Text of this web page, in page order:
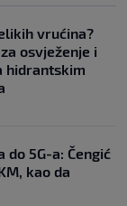
vrućina?
osvježenje i
hidrantskim
do 5G-a: Čengić
kao da